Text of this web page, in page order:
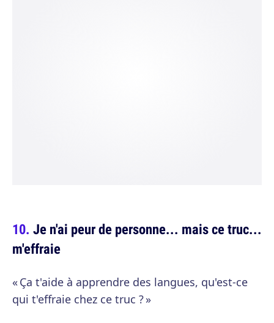
Je n'ai peur de personne... mais ce truc...
m'effraie
« Ça t'aide à apprendre des langues, qu'est-ce
qui t'effraie chez ce truc ? »